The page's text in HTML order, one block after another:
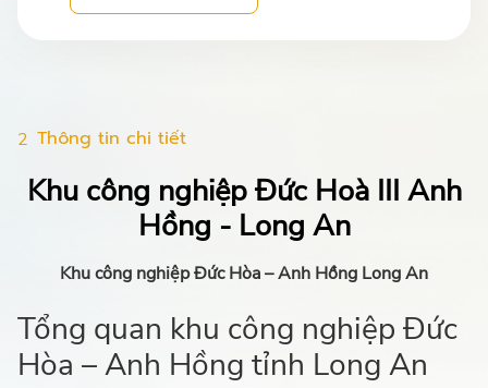
2 Thông tin chi tiết
Khu công nghiệp Đức Hoà III Anh
Hồng - Long An
Khu công nghiệp Đức Hòa – Anh Hồng Long An
Tổng quan khu công nghiệp Đức
Hòa – Anh Hồng tỉnh Long An